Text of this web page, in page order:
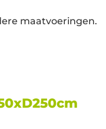
maatvoeringen.